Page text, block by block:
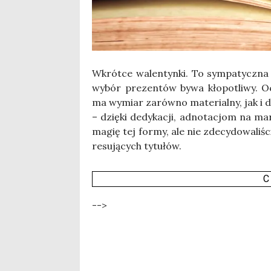
Wkrót­ce walen­tyn­ki. To
wybór pre­zen­tów bywa kło­po­tli­wy.
ma wymiar zarów­no mate­rial­ny, jak i
– dzię­ki dedy­ka­cji, adno­ta­cjom na
magię tej for­my, ale nie
re­su­ją­cych tytułów.
-->